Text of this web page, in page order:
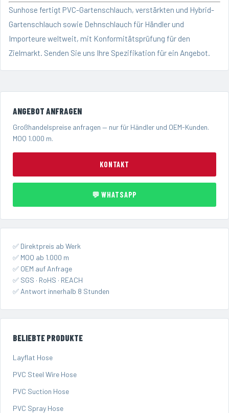
Sunhose fertigt PVC-Gartenschlauch, verstärkten und Hybrid-
Gartenschlauch sowie Dehnschlauch für Händler und
Importeure weltweit, mit Konformitätsprüfung für den
Zielmarkt. Senden Sie uns Ihre Spezifikation für ein Angebot.
ANGEBOT ANFRAGEN
Großhandelspreise anfragen — nur für Händler und OEM-Kunden.
MOQ 1.000 m.
KONTAKT
💬 WHATSAPP
✅ Direktpreis ab Werk
✅ MOQ ab 1.000 m
✅ OEM auf Anfrage
✅ SGS · RoHS · REACH
✅ Antwort innerhalb 8 Stunden
BELIEBTE PRODUKTE
Layflat Hose
PVC Steel Wire Hose
PVC Suction Hose
PVC Spray Hose